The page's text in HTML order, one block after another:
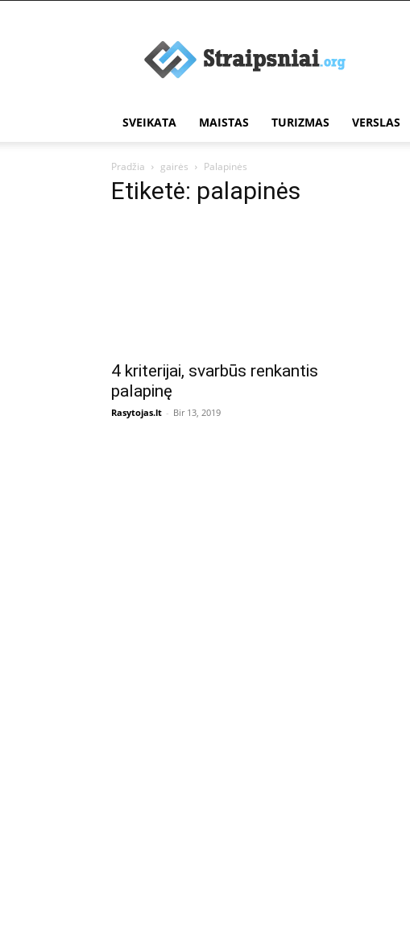
straipsniai
SVEIKATA MAISTAS TURIZMAS VERSLAS
Pradžia gairės Palapinės
Etiketė: palapinės
4 kriterijai, svarbūs renkantis
palapinę
Rasytojas.lt - Bir 13, 2019